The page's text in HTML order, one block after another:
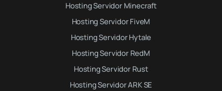
Hosting Servidor Minecraft
Hosting Servidor FiveM
Hosting Servidor Hytale
Hosting Servidor RedM
Hosting Servidor Rust
Hosting Servidor ARK SE